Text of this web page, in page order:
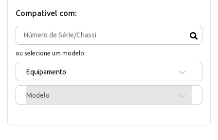
Compativel com:
ou selecione um modelo:
Equipamento
Modelo